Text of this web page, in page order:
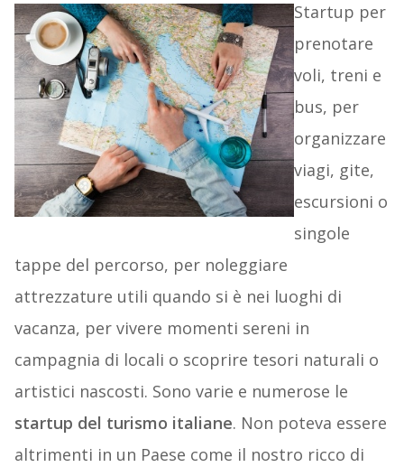
Startup per
prenotare
voli, treni e
bus, per
organizzare
viagi, gite,
escursioni o
singole
tappe del percorso, per noleggiare
attrezzature utili quando si è nei luoghi di
vacanza, per vivere momenti sereni in
campagnia di locali o scoprire tesori naturali o
artistici nascosti. Sono varie e numerose le
startup del turismo italiane. Non poteva essere
altrimenti in un Paese come il nostro ricco di